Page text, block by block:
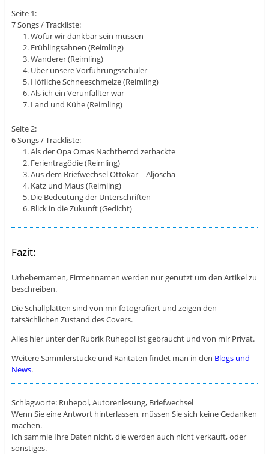
Seite 1:
7 Songs / Trackliste:
Wofür wir dankbar sein müssen
Frühlingsahnen (Reimling)
Wanderer (Reimling)
Über unsere Vorführungsschüler
Höfliche Schneeschmelze (Reimling)
Als ich ein Verunfallter war
Land und Kühe (Reimling)
Seite 2:
6 Songs / Trackliste:
Als der Opa Omas Nachthemd zerhackte
Ferientragödie (Reimling)
Aus dem Briefwechsel Ottokar – Aljoscha
Katz und Maus (Reimling)
Die Bedeutung der Unterschriften
Blick in die Zukunft (Gedicht)
Fazit:
Urhebernamen, Firmennamen werden nur genutzt um den Artikel zu
beschreiben.
Die Schallplatten sind von mir fotografiert und zeigen den
tatsächlichen Zustand des Covers.
Alles hier unter der Rubrik Ruhepol ist gebraucht und von mir Privat.
Weitere Sammlerstücke und Raritäten findet man in den Blogs und
News.
Schlagworte: Ruhepol, Autorenlesung, Briefwechsel
Wenn Sie eine Antwort hinterlassen, müssen Sie sich keine Gedanken
machen.
Ich sammle Ihre Daten nicht, die werden auch nicht verkauft, oder
sonstiges.